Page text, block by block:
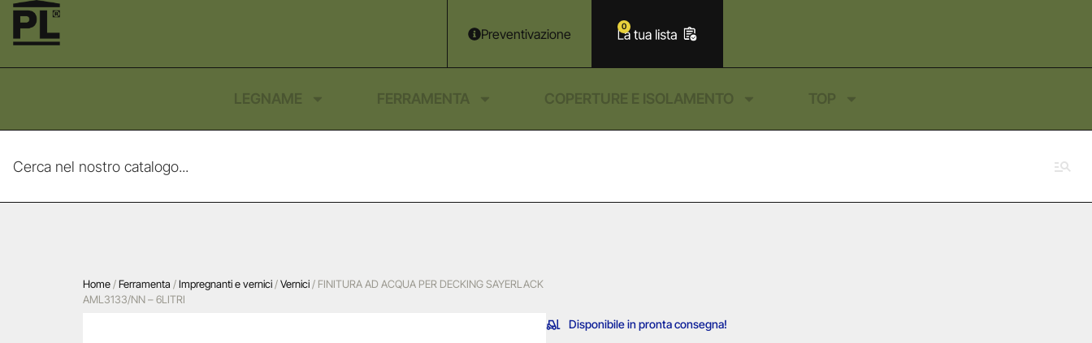
Preventivazione 0
LEGNAME FERRAMENTA COPERTURE E ISOLAMENTO TOP
Home /Ferramenta /Impregnanti e vernici /Vernici / FINITURA AD ACQUA PER DECKING SAYERLACK
AML3133/NN – 6LITRI
Disponibile in pronta consegna!